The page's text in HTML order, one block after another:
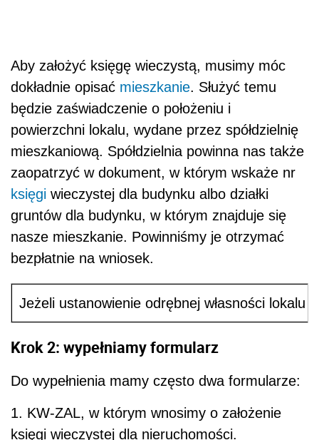
Aby założyć księgę wieczystą, musimy móc
dokładnie opisać mieszkanie. Służyć temu
będzie zaświadczenie o położeniu i
powierzchni lokalu, wydane przez spółdzielnię
mieszkaniową. Spółdzielnia powinna nas także
zaopatrzyć w dokument, w którym wskaże nr
księgi wieczystej dla budynku albo działki
gruntów dla budynku, w którym znajduje się
nasze mieszkanie. Powinniśmy je otrzymać
bezpłatnie na wniosek.
Jeżeli ustanowienie odrębnej własności
Krok 2: wypełniamy formularz
Do wypełnienia mamy często dwa formularze:
1. KW-ZAL, w którym wnosimy o założenie
księgi wieczystej dla nieruchomości.